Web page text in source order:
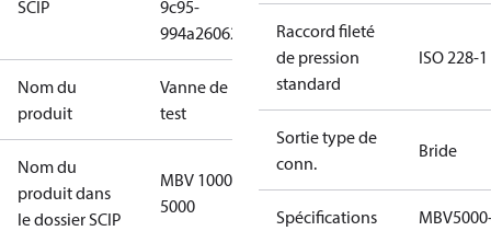
SCIP
9c95-
994a26062075
Nom du
produit
Vanne de
test
Nom du
produit dans
le dossier SCIP
MBV 1000-
5000
Raccord fileté
de pression
standard
ISO 228-1
Sortie type de
conn.
Bride
Spécifications